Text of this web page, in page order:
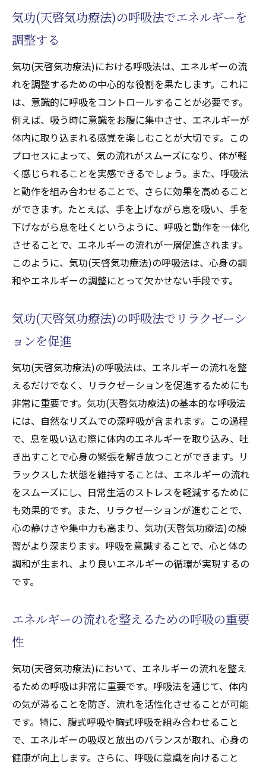
気功(天啓気功療法)の呼吸法でエネルギーを
調整する
気功(天啓気功療法)における呼吸法は、エネルギーの流
れを調整するための中心的な役割を果たします。これに
は、意識的に呼吸をコントロールすることが必要です。
例えば、吸う時に意識をお腹に集中させ、エネルギーが
体内に取り込まれる感覚を楽しむことが大切です。この
プロセスによって、気の流れがスムーズになり、体が軽
く感じられることを実感できるでしょう。また、呼吸法
と動作を組み合わせることで、さらに効果を高めること
ができます。たとえば、手を上げながら息を吸い、手を
下げながら息を吐くというように、呼吸と動作を一体化
させることで、エネルギーの流れが一層促進されます。
このように、気功(天啓気功療法)の呼吸法は、心身の調
和やエネルギーの調整にとって欠かせない手段です。
気功(天啓気功療法)の呼吸法でリラクゼーシ
ョンを促進
気功(天啓気功療法)の呼吸法は、エネルギーの流れを整
えるだけでなく、リラクゼーションを促進するためにも
非常に重要です。気功(天啓気功療法)の基本的な呼吸法
には、自然なリズムでの深呼吸が含まれます。この過程
で、息を吸い込む際に体内のエネルギーを取り込み、吐
き出すことで心身の緊張を解き放つことができます。リ
ラックスした状態を維持することは、エネルギーの流れ
をスムーズにし、日常生活のストレスを軽減するために
も効果的です。また、リラクゼーションが進むことで、
心の静けさや集中力も高まり、気功(天啓気功療法)の練
習がより深まります。呼吸を意識することで、心と体の
調和が生まれ、より良いエネルギーの循環が実現するの
です。
エネルギーの流れを整えるための呼吸の重要
性
気功(天啓気功療法)において、エネルギーの流れを整え
るための呼吸は非常に重要です。呼吸法を通じて、体内
の気が滞ることを防ぎ、流れを活性化させることが可能
です。特に、腹式呼吸や胸式呼吸を組み合わせること
で、エネルギーの吸収と放出のバランスが取れ、心身の
健康が向上します。さらに、呼吸に意識を向けること